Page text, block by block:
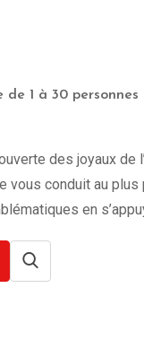
1 à 30 personnes
des joyaux
vous conduit au
en